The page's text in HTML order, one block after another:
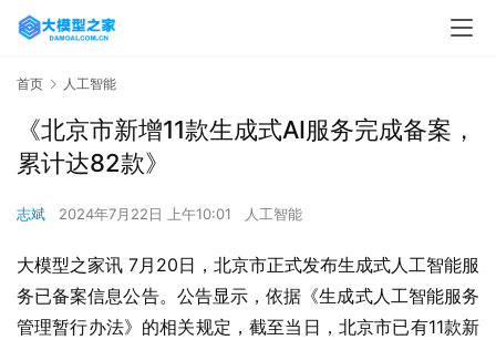
首页 人工智能
《北京市新增11款生成式AI服务完成备案，
累计达82款》
志斌 2024年7月22日 上午10:01 人工智能
大模型之家讯 7月20日，北京市正式发布生成式人工智能服
务已备案信息公告。公告显示，依据《生成式人工智能服务
管理暂行办法》的相关规定，截至当日，北京市已有11款新